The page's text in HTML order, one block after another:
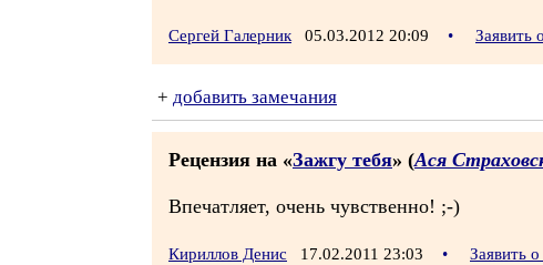
Сергей Галерник 05.03.2012 20:09 • Заявить
+ добавить замечания
Рецензия на «Зажгу тебя» (Ася
Впечатляет, очень чувственно! ;-)
Кириллов Денис 17.02.2011 23:03 • Заявить